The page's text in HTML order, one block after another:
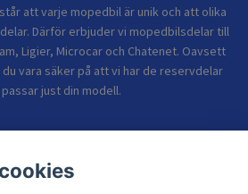
att varje mopedbil är unik och att olika
Därför erbjuder vi mopedbilsdelar till
Ligier, Microcar och Chatenet. Oavsett
vara säker på att vi har de reservdelar
just din modell.